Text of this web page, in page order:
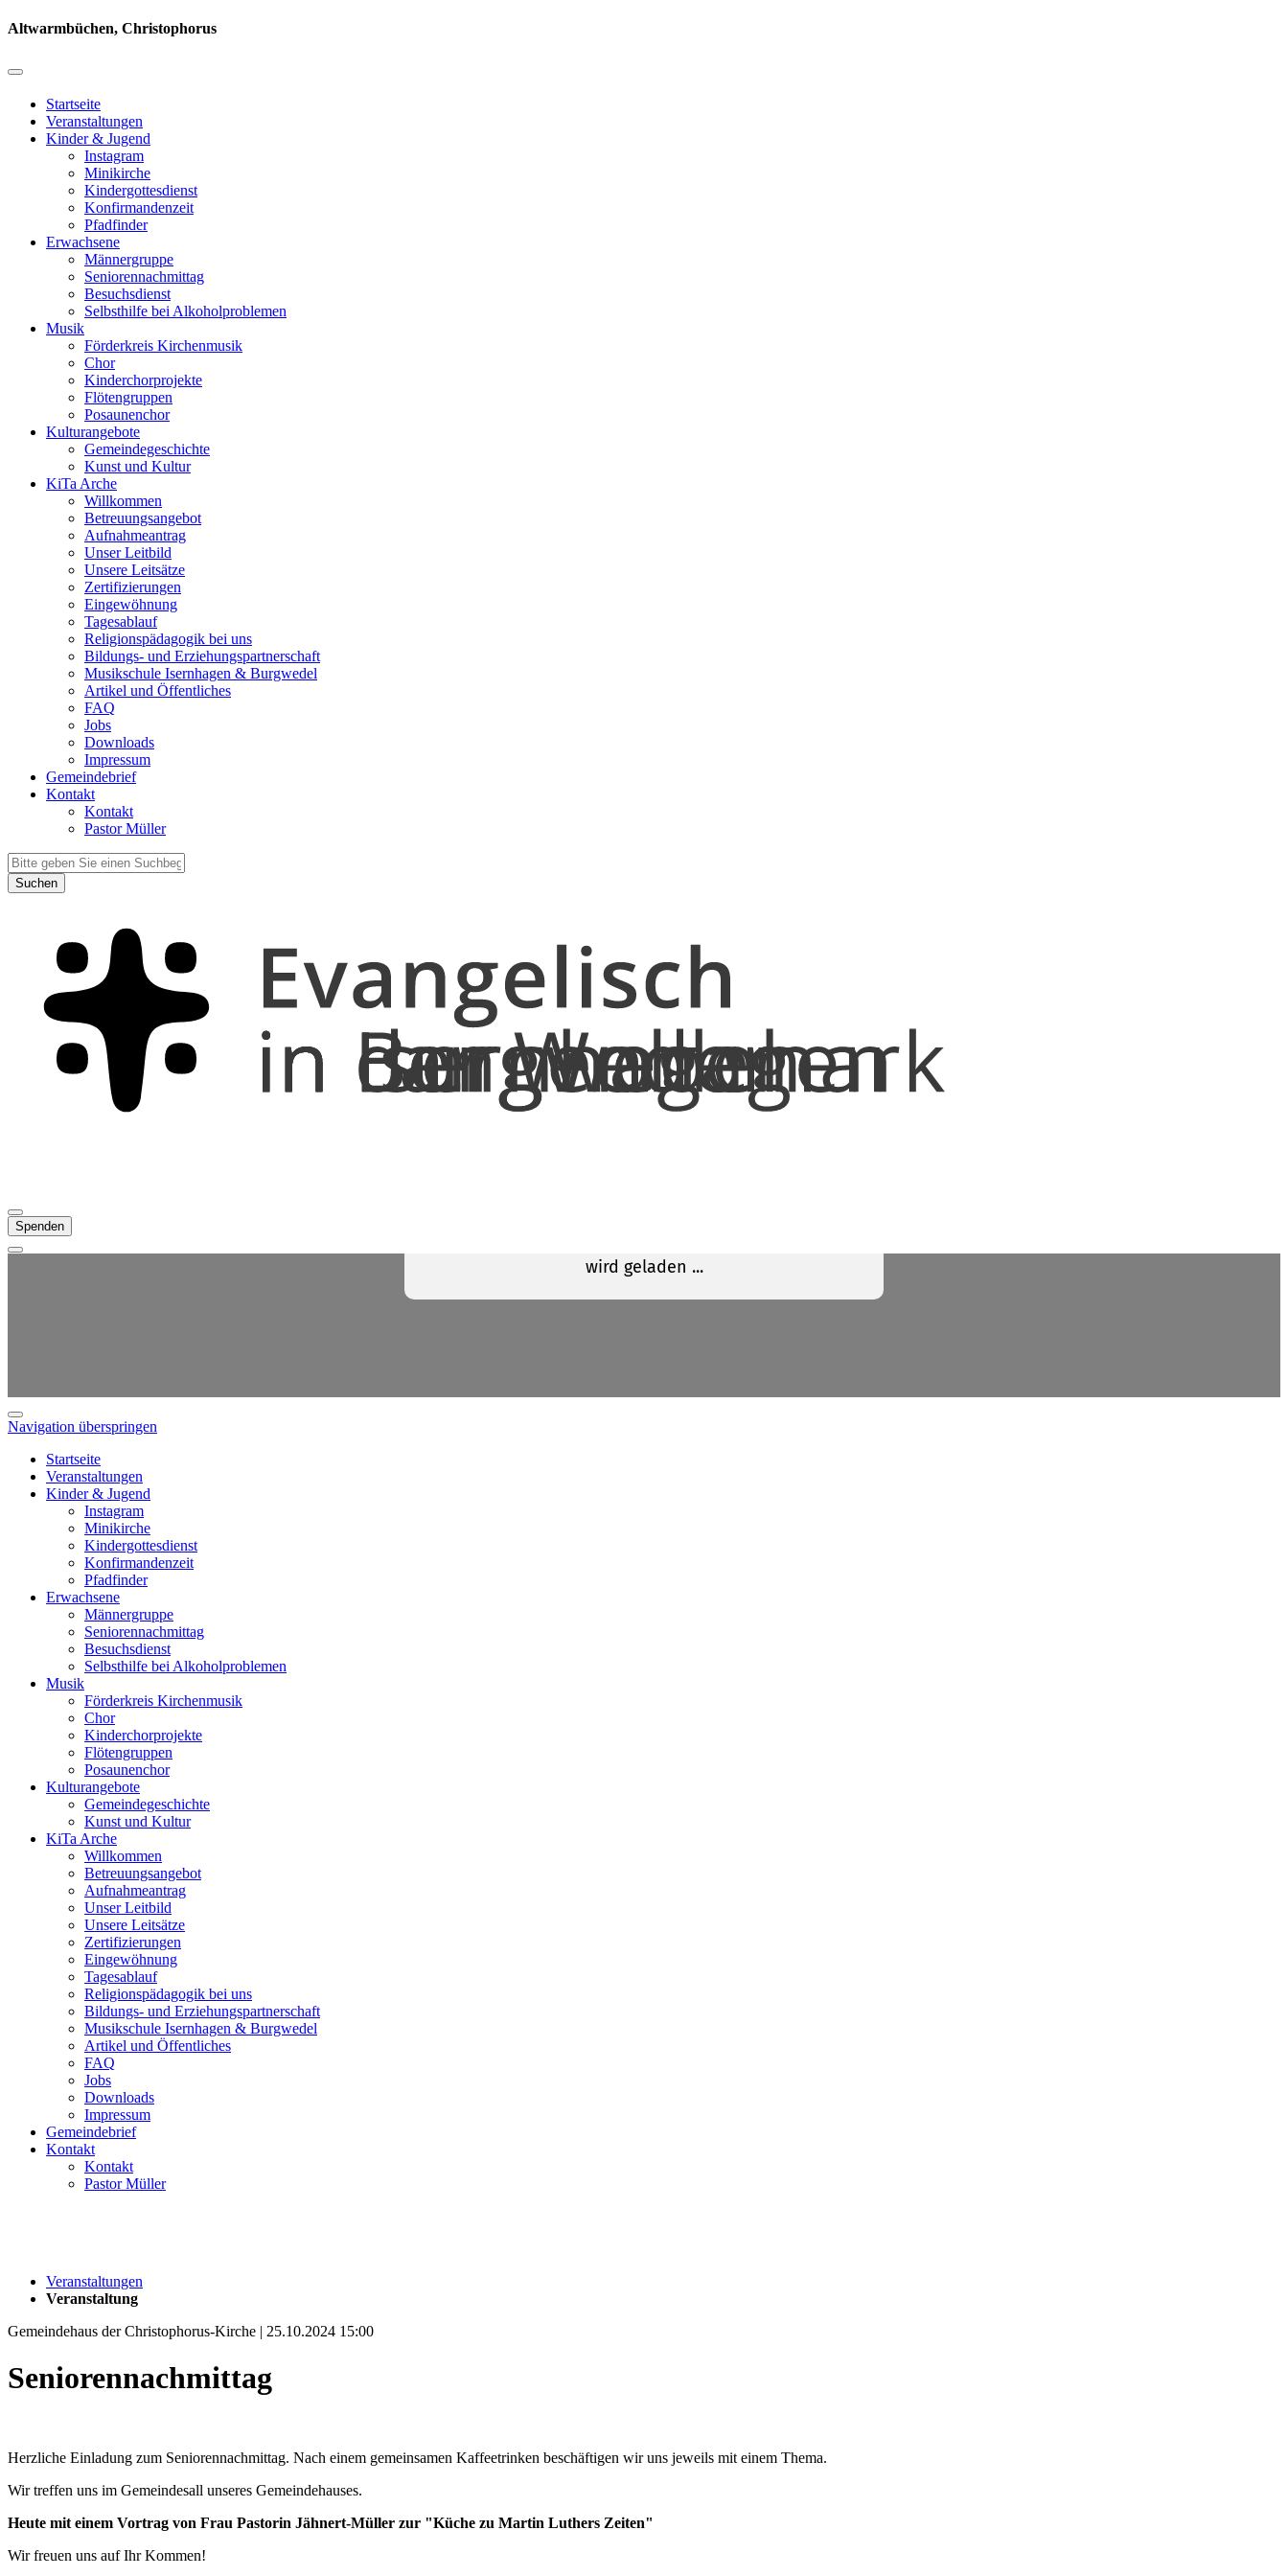
Altwarmbüchen, Christophorus
Startseite
Veranstaltungen
Kinder & Jugend
Instagram
Minikirche
Kindergottesdienst
Konfirmandenzeit
Pfadfinder
Erwachsene
Männergruppe
Seniorennachmittag
Besuchsdienst
Selbsthilfe bei Alkoholproblemen
Musik
Förderkreis Kirchenmusik
Chor
Kinderchorprojekte
Flötengruppen
Posaunenchor
Kulturangebote
Gemeindegeschichte
Kunst und Kultur
KiTa Arche
Willkommen
Betreuungsangebot
Aufnahmeantrag
Unser Leitbild
Unsere Leitsätze
Zertifizierungen
Eingewöhnung
Tagesablauf
Religionspädagogik bei uns
Bildungs- und Erziehungspartnerschaft
Musikschule Isernhagen & Burgwedel
Artikel und Öffentliches
FAQ
Jobs
Downloads
Impressum
Gemeindebrief
Kontakt
Kontakt
Pastor Müller
Suchen
Spenden
Navigation überspringen
Startseite
Veranstaltungen
Kinder & Jugend
Instagram
Minikirche
Kindergottesdienst
Konfirmandenzeit
Pfadfinder
Erwachsene
Männergruppe
Seniorennachmittag
Besuchsdienst
Selbsthilfe bei Alkoholproblemen
Musik
Förderkreis Kirchenmusik
Chor
Kinderchorprojekte
Flötengruppen
Posaunenchor
Kulturangebote
Gemeindegeschichte
Kunst und Kultur
KiTa Arche
Willkommen
Betreuungsangebot
Aufnahmeantrag
Unser Leitbild
Unsere Leitsätze
Zertifizierungen
Eingewöhnung
Tagesablauf
Religionspädagogik bei uns
Bildungs- und Erziehungspartnerschaft
Musikschule Isernhagen & Burgwedel
Artikel und Öffentliches
FAQ
Jobs
Downloads
Impressum
Gemeindebrief
Kontakt
Kontakt
Pastor Müller
Veranstaltungen
Veranstaltung
Gemeindehaus der Christophorus-Kirche | 25.10.2024 15:00
Seniorennachmittag
Herzliche Einladung zum Seniorennachmittag. Nach einem gemeinsamen Kaffeetrinken beschäftigen wir uns jeweils mit einem Thema.
Wir treffen uns im Gemeindesall unseres Gemeindehauses.
Heute mit einem Vortrag von Frau Pastorin Jähnert-Müller zur "Küche zu Martin Luthers Zeiten"
Wir freuen uns auf Ihr Kommen!